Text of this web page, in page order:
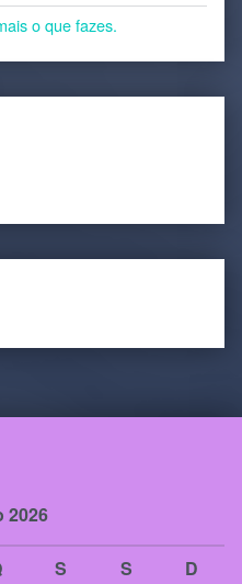
o que fazes.
2026
S S
D